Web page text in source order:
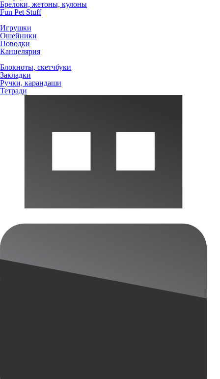
Брелоки, жетоны, кулоны
Fun Pet Stuff
Игрушки
Ошейники
Поводки
Канцелярия
Блокноты, скетчбуки
Закладки
Ручки, карандаши
Тетради